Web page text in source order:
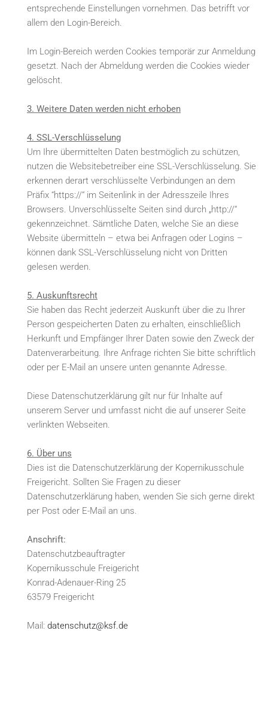
entsprechende Einstellungen vornehmen. Das betrifft vor
allem den Login-Bereich.
Im Login-Bereich werden Cookies temporär zur Anmeldung
gesetzt. Nach der Abmeldung werden die Cookies wieder
gelöscht.
3. Weitere Daten werden nicht erhoben
4. SSL-Verschlüsselung
Um Ihre übermittelten Daten bestmöglich zu schützen,
nutzen die Websitebetreiber eine SSL-Verschlüsselung. Sie
erkennen derart verschlüsselte Verbindungen an dem
Präfix “https://“ im Seitenlink in der Adresszeile Ihres
Browsers. Unverschlüsselte Seiten sind durch „http://“
gekennzeichnet. Sämtliche Daten, welche Sie an diese
Website übermitteln – etwa bei Anfragen oder Logins –
können dank SSL-Verschlüsselung nicht von Dritten
gelesen werden.
5. Auskunftsrecht
Sie haben das Recht jederzeit Auskunft über die zu Ihrer
Person gespeicherten Daten zu erhalten, einschließlich
Herkunft und Empfänger Ihrer Daten sowie den Zweck der
Datenverarbeitung. Ihre Anfrage richten Sie bitte schriftlich
oder per E-Mail an unsere unten genannte Adresse.
Diese Datenschutzerklärung gilt nur für Inhalte auf
unserem Server und umfasst nicht die auf unserer Seite
verlinkten Webseiten.
6. Über uns
Dies ist die Datenschutzerklärung der Kopernikusschule
Freigericht. Sollten Sie Fragen zu dieser
Datenschutzerklärung haben, wenden Sie sich gerne direkt
per Post oder E-Mail an uns.
Anschrift:
Datenschutzbeauftragter
Kopernikusschule Freigericht
Konrad-Adenauer-Ring 25
63579 Freigericht
Mail: datenschutz@ksf.de